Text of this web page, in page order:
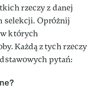
rzeczy z danej
selekcji. Opróżnij
w których
Każdą z tych rzeczy
pytań: